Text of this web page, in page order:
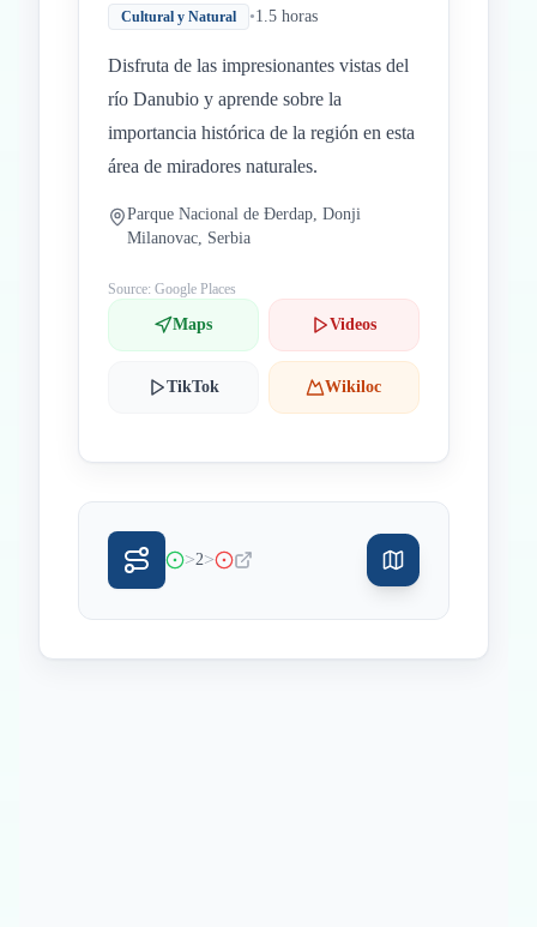
Cultural y Natural •1.5 horas
Disfruta de las impresionantes vistas del
río Danubio y aprende sobre la
importancia histórica de la región en esta
área de miradores naturales.
Parque Nacional de Đerdap, Donji
Milanovac, Serbia
Source: Google Places
Maps Videos
TikTok Wikiloc
>2>